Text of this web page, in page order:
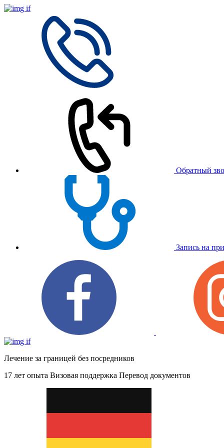
Обратный
Запись на
Лечение за границей без посредников
17 лет опыта Визовая поддержка Перевод документов